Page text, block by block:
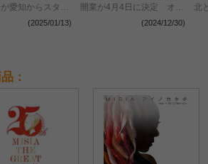
愛知からスター
アルバムのリリ
(2025/01/13)
開業が4月4日に決定 オー
プニング月間にはストーク
(2024/12/30)
：